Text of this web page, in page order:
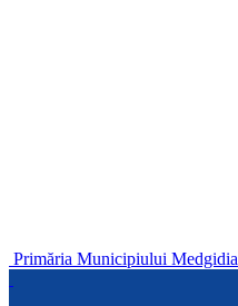
Primăria Municipiului Medgidia